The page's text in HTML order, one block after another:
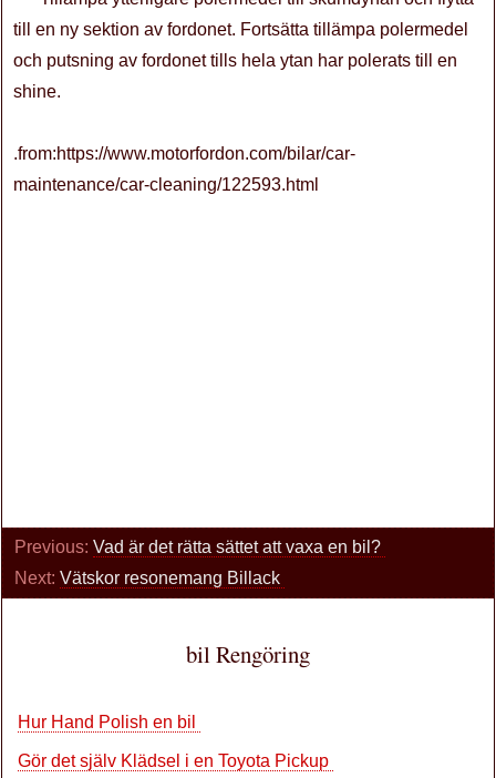
till en ny sektion av fordonet. Fortsätta tillämpa polermedel
och putsning av fordonet tills hela ytan har polerats till en
shine.
.from:https://www.motorfordon.com/bilar/car-
maintenance/car-cleaning/122593.html
Previous: Vad är det rätta sättet att vaxa en bil?
Next: Vätskor resonemang Billack
bil Rengöring
Hur Hand Polish en bil
Gör det själv Klädsel i en Toyota Pickup